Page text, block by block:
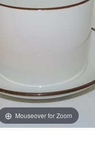
Mouseover for Zoom